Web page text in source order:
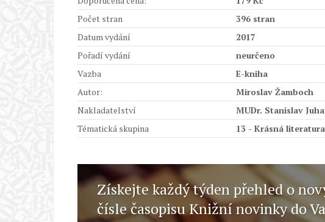
Počet stran
396 stran
Datum vydání
2017
Pořadí vydání
neurčeno
Vazba
E-kniha
Autor:
Miroslav Žamboch
Nakladatelství
MUDr. Stanislav
Tématická skupina
13 - Krásná literatura
Získejte každý týden přehled o
čísle časopisu Knižní novinky do